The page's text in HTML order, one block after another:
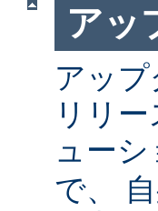
アッ
アッ
リリ
ュー
で、